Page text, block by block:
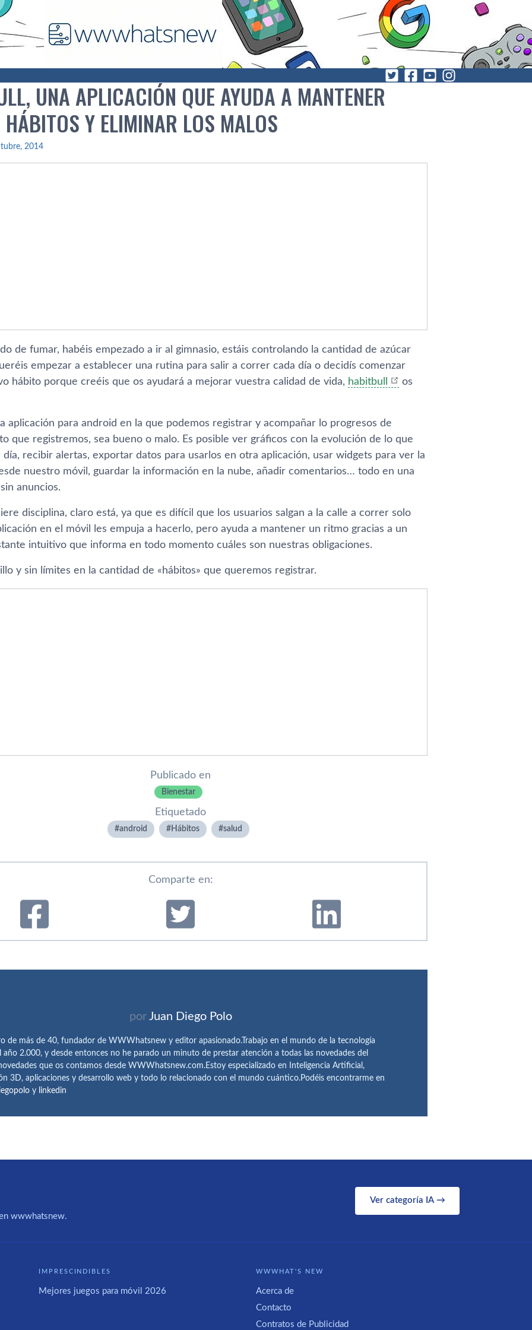
UNA APLICACIÓN QUE AYUDA A MANTENER
HÁBITOS Y ELIMINAR LOS MALOS
2014
de fumar, habéis empezado a ir al gimnasio, estáis controlando la cantidad de azúcar
empezar a establecer una rutina para salir a correr cada dí­a o decidí­s comenzar
hábito porque creéis que os ayudará a mejorar vuestra calidad de vida, habitbull
os
aplicación para android en la que podemos registrar y acompañar lo progresos de
que registremos, sea bueno o malo. Es posible ver gráficos con la evolución de lo que
dí­a, recibir alertas, exportar datos para usarlos en otra aplicación, usar widgets para ver la
nuestro móvil, guardar la información en la nube, añadir comentarios… todo en una
anuncios.
disciplina, claro está, ya que es difí­cil que los usuarios salgan a la calle a correr solo
en el móvil les empuja a hacerlo, pero ayuda a mantener un ritmo gracias a un
intuitivo que informa en todo momento cuáles son nuestras obligaciones.
y sin lí­mites en la cantidad de «hábitos» que queremos registrar.
Publicado en
Bienestar
Etiquetado
android Hábitos salud
Comparte en:
por Juan Diego Polo
de más de 40, fundador de WWWhatsnew y editor apasionado.Trabajo en el mundo de la tecnología
año 2.000, y desde entonces no he parado un minuto de prestar atención a todas las novedades del
que os contamos desde WWWhatsnew.com.Estoy especializado en Inteligencia Artificial,
3D, aplicaciones y desarrollo web y todo lo relacionado con el mundo cuántico.Podéis encontrarme en
y linkedin
wwwhatsnew.
Ver categoría IA →
IMPRESCINDIBLES
Mejores juegos para móvil 2026
WWWHAT'S NEW
Acerca de
Contacto
Contratos de Publicidad